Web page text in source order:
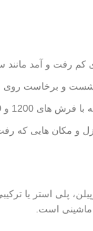
پلی استر یا
است.